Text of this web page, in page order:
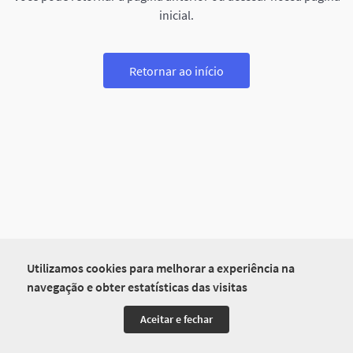
Utilizamos cookies para melhorar a experiência na
navegação e obter estatísticas das visitas
Aceitar e fechar
inicial.
Retornar ao início